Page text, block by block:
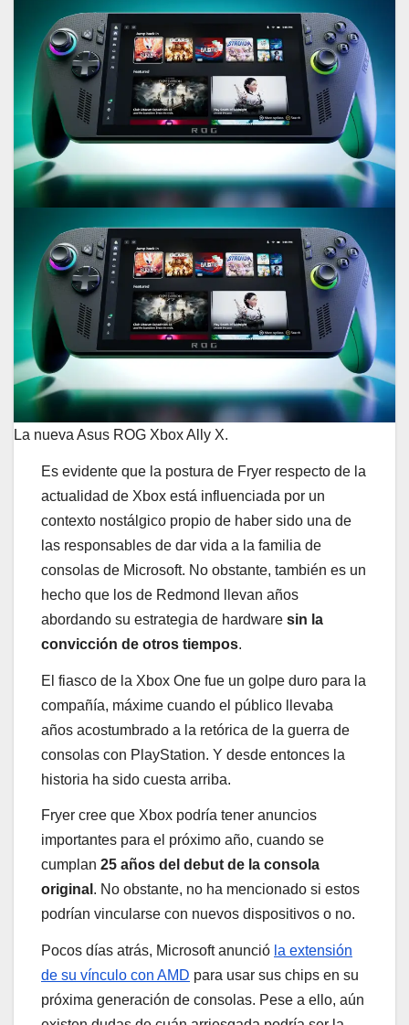
La nueva Asus ROG Xbox Ally X.
Es evidente que la postura de Fryer respecto de la
actualidad de Xbox está influenciada por un
contexto nostálgico propio de haber sido una de
las responsables de dar vida a la familia de
consolas de Microsoft. No obstante, también es un
hecho que los de Redmond llevan años
abordando su estrategia de hardware sin la
convicción de otros tiempos.
El fiasco de la Xbox One fue un golpe duro para la
compañía, máxime cuando el público llevaba
años acostumbrado a la retórica de la guerra de
consolas con PlayStation. Y desde entonces la
historia ha sido cuesta arriba.
Fryer cree que Xbox podría tener anuncios
importantes para el próximo año, cuando se
cumplan 25 años del debut de la consola
original . No obstante, no ha mencionado si estos
podrían vincularse con nuevos dispositivos o no.
Pocos días atrás, Microsoft anunció la extensión
de su vínculo con AMD para usar sus chips en su
próxima generación de consolas. Pese a ello, aún